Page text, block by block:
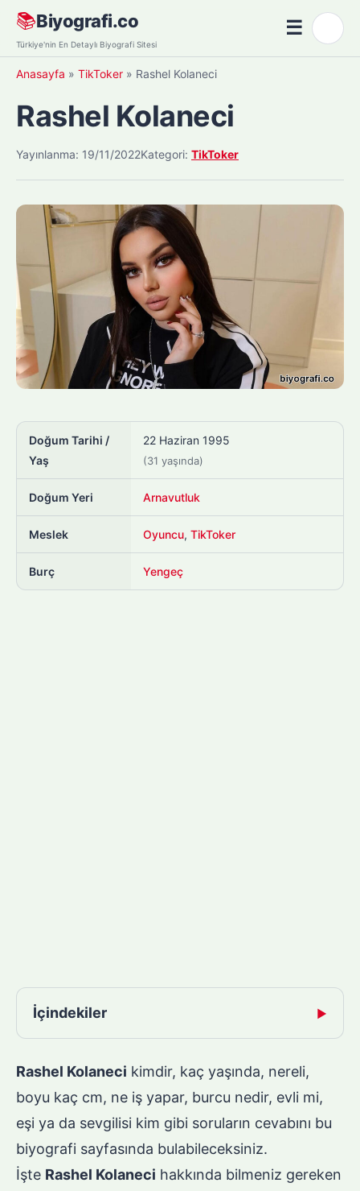
Skip
content
📚Biyografi.co
Türkiye'nin En Detaylı Biyografi Sitesi
☰Menü
Anasayfa » TikToker » Rashel Kolaneci
Rashel Kolaneci
Yayınlanma: 19/11/2022Kategori: TikToker
Doğum Tarihi /
Yaş
22 Haziran 1995
(31 yaşında)
Doğum Yeri Arnavutluk
Meslek Oyuncu, TikToker
Burç Yengeç
İçindekiler ▶
Rashel Kolaneci kimdir, kaç yaşında, nereli,
boyu kaç cm, ne iş yapar, burcu nedir, evli mi,
eşi ya da sevgilisi kim gibi soruların cevabını bu
biyografi sayfasında bulabileceksiniz.
İşte Rashel Kolaneci hakkında bilmeniz gereken